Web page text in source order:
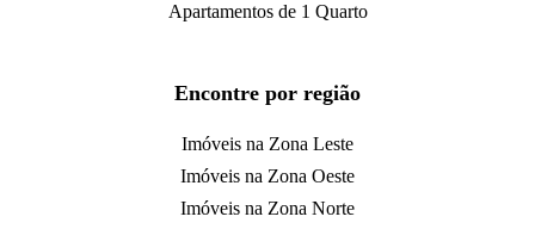
Apartamentos de 1 Quarto
Encontre por região
Imóveis na Zona Leste
Imóveis na Zona Oeste
Imóveis na Zona Norte